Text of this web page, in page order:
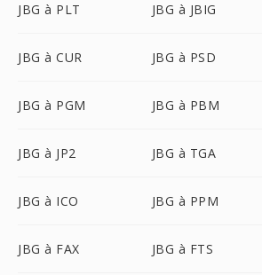
JBG à PLT JBG à JBIG
JBG à CUR JBG à PSD
JBG à PGM JBG à PBM
JBG à JP2 JBG à TGA
JBG à ICO JBG à PPM
JBG à FAX JBG à FTS